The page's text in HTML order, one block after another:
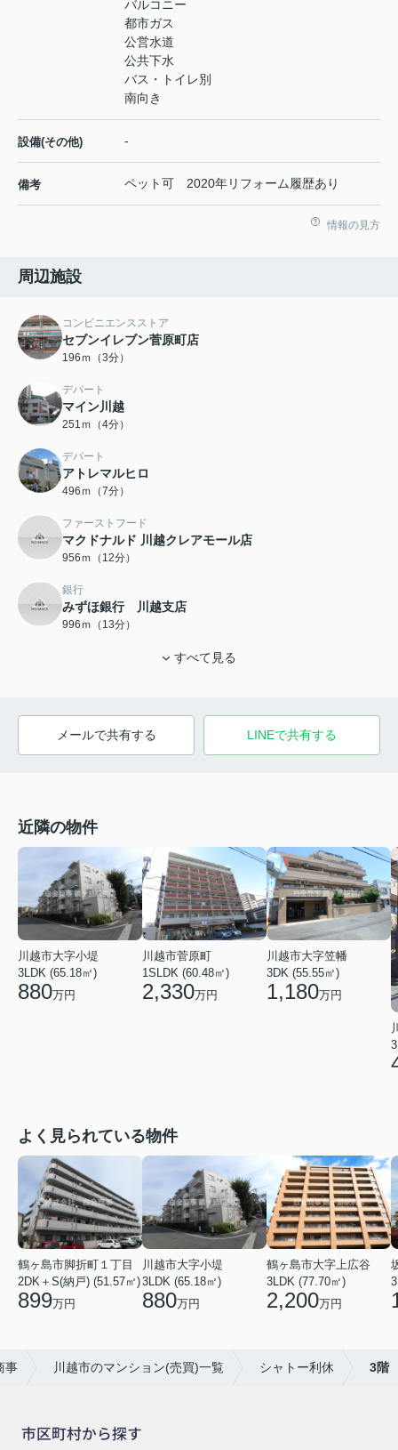
バルコニー
都市ガス
公営水道
公共下水
バス・トイレ別
南向き
設備(その他) -
備考 ペット可 2020年リフォーム履歴あり
情報の見方
周辺施設
コンビニエンスストア
セブンイレブン菅原町店
196ｍ（3分）
デパート
マイン川越
251ｍ（4分）
デパート
アトレマルヒロ
496ｍ（7分）
ファーストフード
マクドナルド 川越クレアモール店
956ｍ（12分）
銀行
みずほ銀行 川越支店
996ｍ（13分）
すべて見る
メールで共有する LINEで共有する
近隣の物件
川越市大字小堤
3LDK (65.18㎡)
880万円
川越市菅原町
1SLDK (60.48㎡)
2,330万円
川越市大字笠幡
3DK (55.55㎡)
1,180万円
よく見られている物件
鶴ヶ島市脚折町１丁目
2DK＋S(納戸) (51.57㎡)
899万円
川越市大字小堤
3LDK (65.18㎡)
880万円
鶴ヶ島市大字上広谷
3LDK (77.70㎡)
2,200万円
事 川越市のマンション(売買)一覧 シャトー利休 3階
市区町村から探す